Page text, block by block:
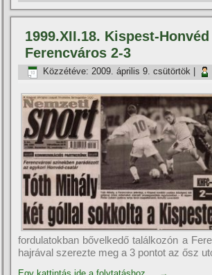
1999.XII.18. Kispest-Honvéd
Ferencváros 2-3
Közzétéve: 2009. április 9. csütörtök
fordulatokban bővelkedő találkozón a
hajrával szerezte meg a 3 pontot az ősz